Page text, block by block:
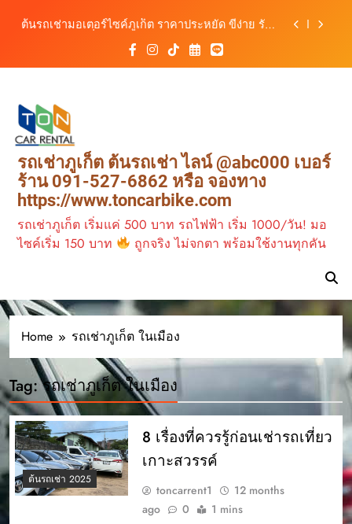
ต้นรถเช่ามอเตอร์ไซค์ภูเก็ต ราคาประหยัด ขี่ง่าย รับ
เช่ารถมอเตอร์ไซค์ภูเก็ต กับต้นรถเช่า เดินทาง
สะดวก ราคาประหยัด เริ่มต้นเพียง 150 บาท/วัน
รถ ตอบโจทย์ทุกการเดินทางในภูเก็ต
เช่ารถไฟฟ้าร้านต้นรถเช่า ทางเลือกใหม่ของการ
เที่ยวภูเก็ต ขับเงียบ ประหยัด และทันสมัย
ต้นรถเช่ามอเตอร์ไซค์ภูเก็ต ราคาประหยัด ขี่ง่าย รับ
รถสะดวก 24 ชั่วโมง
รถเช่าภูเก็ต ต้นรถเช่า ไลน์ @abc000 เบอร์
ร้าน 091-527-6862 หรือ จองทาง
https://www.toncarbike.com
รถเช่าภูเก็ต เริ่มแค่ 500 บาท รถไฟฟ้า เริ่ม 1000/วัน! มอ
ไซค์เริ่ม 150 บาท
ถูกจริง ไม่จกตา พร้อมใช้งานทุกคัน
Home รถเช่าภูเก็ต ในเมือง
Tag:รถเช่าภูเก็ต ในเมือง
ต้นรถเช่า 2025
8 เรื่องที่ควรรู้ก่อนเช่ารถเที่ยว
เกาะสวรรค์
toncarrent1
12 months
ago
0 1 mins